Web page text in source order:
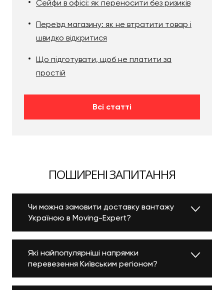
Сейфи в офісі: як переносити без ризиків
Переїзд магазину: як не втратити товар і
швидко відкритися
Що підготувати, щоб не платити за
простій
Всі статті
ПОШИРЕНІ ЗАПИТАННЯ
Чи можна замовити доставку вантажу
Україною в Moving-Expert?
Які найпопулярніші напрямки
перевезення Київським регіоном?